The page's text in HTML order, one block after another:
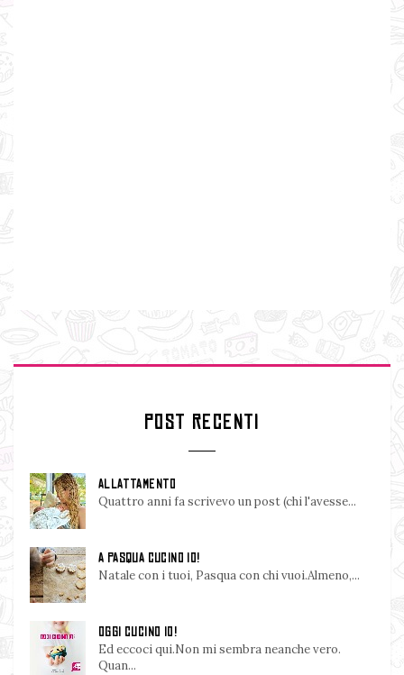
POST RECENTI
ALLATTAMENTO
Quattro anni fa scrivevo un post (chi l'avesse...
A PASQUA CUCINO IO!
Natale con i tuoi, Pasqua con chi vuoi.Almeno,...
OGGI CUCINO IO!
Ed eccoci qui.Non mi sembra neanche vero.
Quan...